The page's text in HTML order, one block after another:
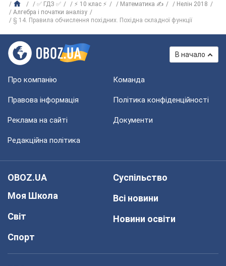
✅ ГДЗ ✅ ⚡ 10 клас ⚡ Математика ✍
Нелін 2018
Алгебра і початки аналізу
§ 14. Правила обчислення похідних. Похідна складної функції
В начало
Про компанію Команда
Правова інформація Політика конфіденційності
Реклама на сайті Документи
Редакційна політика
OBOZ.UA
Моя Школа
Світ
Спорт
Суспільство
Всі новини
Новини освіти